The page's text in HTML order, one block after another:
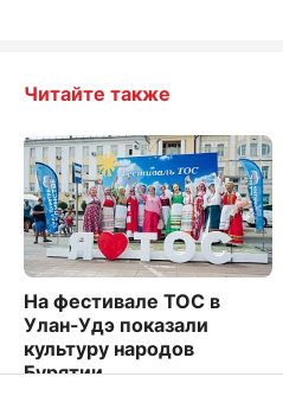
Читайте также
На фестивале ТОС в
Улан-Удэ показали
культуру народов
Бурятии